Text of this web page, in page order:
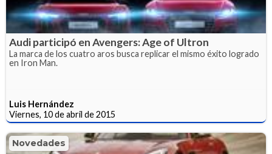
Audi participó en Avengers: Age of Ultron
La marca de los cuatro aros busca replicar el mismo éxito logrado
en Iron Man.
Luis Hernández
Viernes, 10 de abril de 2015
Novedades